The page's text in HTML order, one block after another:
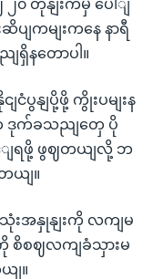
၂၀ တုနျးကမှ ပေါျ
ပျကမျးကနေ နာရီ
ညျရှိနတောပါ။
ငံပွနျပို့ဖို့ ကွိုးပမျးန
က ဒုက်ခသညျတှေ ပို
င့ျရဖို့ ဖွဈတယျလို့ ဘ
ယျ။
သုံးအနှုနျးကို လကျမ
စိစဈလကျခံသှားမ
ျ။